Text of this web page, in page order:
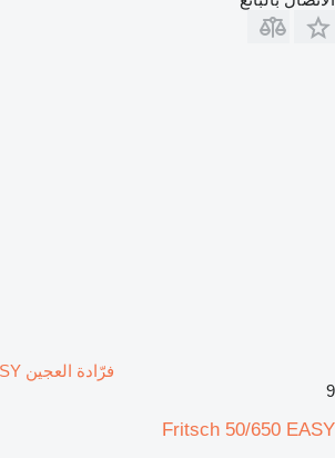
فرّادة العجين Fritsch 50/650 EASY
9
Fritsch 50/650 EASY